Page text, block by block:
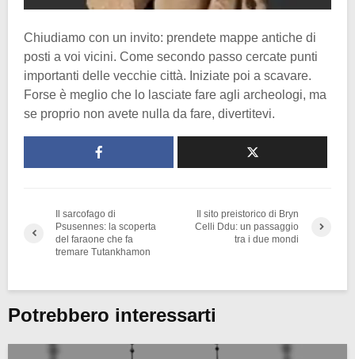
Chiudiamo con un invito: prendete mappe antiche di
posti a voi vicini. Come secondo passo cercate punti
importanti delle vecchie città. Iniziate poi a scavare.
Forse è meglio che lo lasciate fare agli archeologi, ma
se proprio non avete nulla da fare, divertitevi.
Il sarcofago di
Psusennes: la scoperta
del faraone che fa
tremare Tutankhamon
Il sito preistorico di Bryn
Celli Ddu: un passaggio
tra i due mondi
Potrebbero interessarti